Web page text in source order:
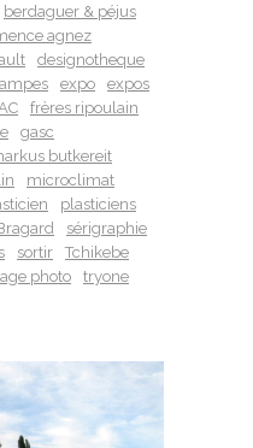
berdaguer & péjus
agnez
designotheque
expo
expos
frères ripoulain
gasc
butkereit
microclimat
plasticiens
sérigraphie
sortir
Tchikebe
photo
tryone